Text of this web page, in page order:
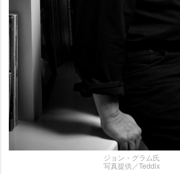
ジョン・グラム氏
写真提供／Teddix